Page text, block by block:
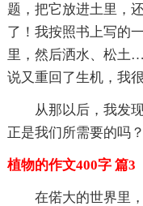
题，把它放进土里，
了！我按照书上写的
里，然后洒水、松土
说又重回了生机，我很
从那以后，我发
正是我们所需要的吗
植物的作文400字 篇3
在偌大的世界里